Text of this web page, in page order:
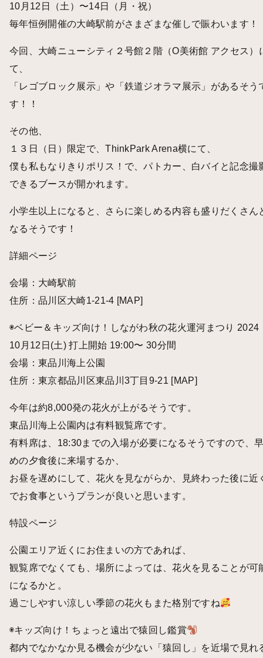
10月12日（土）〜14日（月・祝）
毎年恒例開催の大崎駅前がさまざまな催しで賑わいます！
今回、大崎ニューシティ２号館２階（O美術館 アクセス ）
て、
「レゴブロック展示」や「鉄道ジオラマ展示」があるそう
す！！
その他、
１３日（日）限定で、ThinkPark Arena横にて、
僕も私もなりきりポリス！で、パトカー、白バイと記念撮
できるブースが開かれます。
小学生以上になると、さらに楽しめる内容も盛りだくさん
なるそうです！
詳細ページ
会場：大崎駅前
住所：品川区大崎1-21-4 [MAP]
◉ベビー＆キッズ向け！しながわ秋の花火運河まつり 2024
10月12日(土) 打上開始 19:00〜 30分間
会場：東品川海上公園
住所：東京都品川区東品川3丁目9-21 [MAP]
今年は約8,000発の花火が上がるそうです。
東品川海上公園内は有料観覧席です。
有料席は、18:30までの入場が必要になるそうですので、
めの夕食後に来場するか、
お昼を遅めにして、花火を見ながらか、見終わった後に近
でお食事というプランが良いと思います。
特設ページ
公園エリア近くにお住まいの方であれば、
観覧席でなくても、場所によっては、花火を見ることが可
になるかと。
過ごしやすい涼しい季節の花火もまた格別ですね
◉キッズ向け！ちょっと遠出で猿回し鑑賞
都内でなかなか見る機会が少ない「猿回し」を近場で見れ